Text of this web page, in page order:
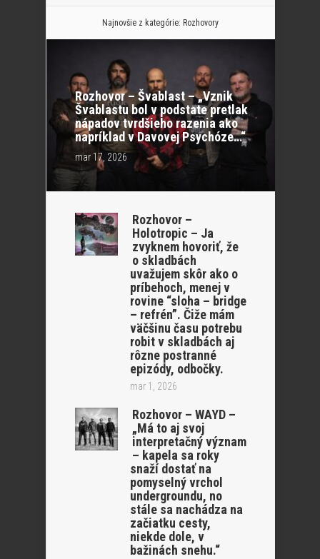
Najnovšie z kategórie: Rozhovory
Rozhovor – Švablast – „Vznik
Švablastu bol v podstate pretlak
nápadov tvrdšieho razenia ako
napríklad v Davovej Psychóze…“
mar 17, 2026
Rozhovor –
Holotropic – Ja
zvyknem hovoriť, že
o skladbách
uvažujem skôr ako o
príbehoch, menej v
rovine “sloha – bridge
– refrén”. Čiže mám
väčšinu času potrebu
robit v skladbách aj
rôzne postranné
epizódy, odbočky.
mar 1, 2026
Rozhovor – WAYD –
„Má to aj svoj
interpretačný význam
– kapela sa roky
snaží dostať na
pomyselný vrchol
undergroundu, no
stále sa nachádza na
začiatku cesty,
niekde dole, v
bažinách snehu.“